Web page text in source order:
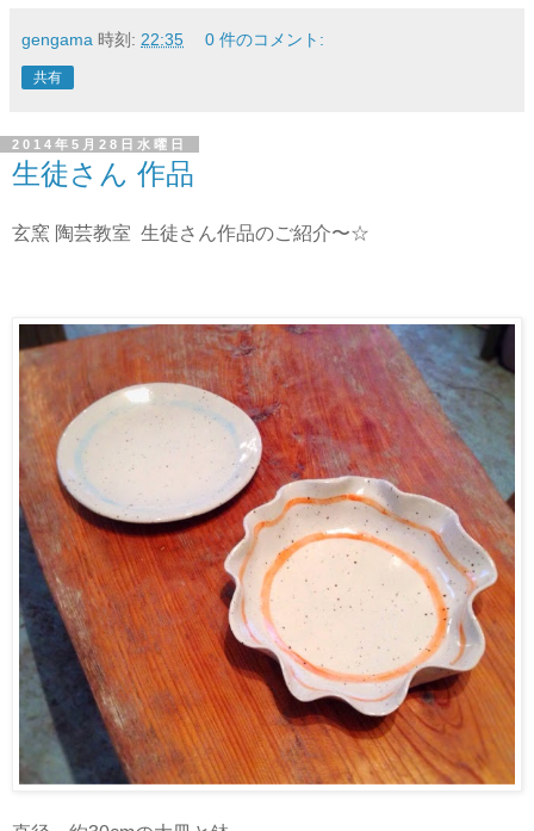
gengama 時刻: 22:35 0 件のコメント:
共有
2014年5月28日水曜日
生徒さん 作品
玄窯 陶芸教室 生徒さん作品のご紹介〜☆